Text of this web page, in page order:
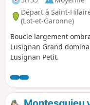
Départ à Saint-
(Lot-et-Garonne)
Boucle largement
Lusignan Grand
Lusignan Petit.